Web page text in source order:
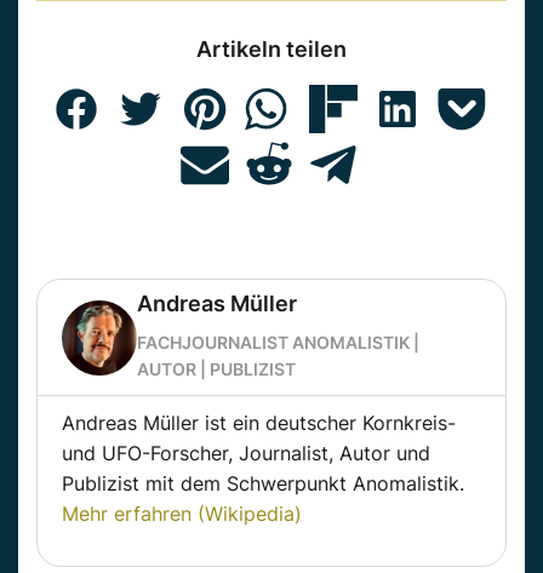
Artikeln teilen
Andreas Müller
FACHJOURNALIST ANOMALISTIK |
AUTOR | PUBLIZIST
Andreas Müller ist ein deutscher Kornkreis-
und UFO-Forscher, Journalist, Autor und
Publizist mit dem Schwerpunkt Anomalistik.
Mehr erfahren (Wikipedia)